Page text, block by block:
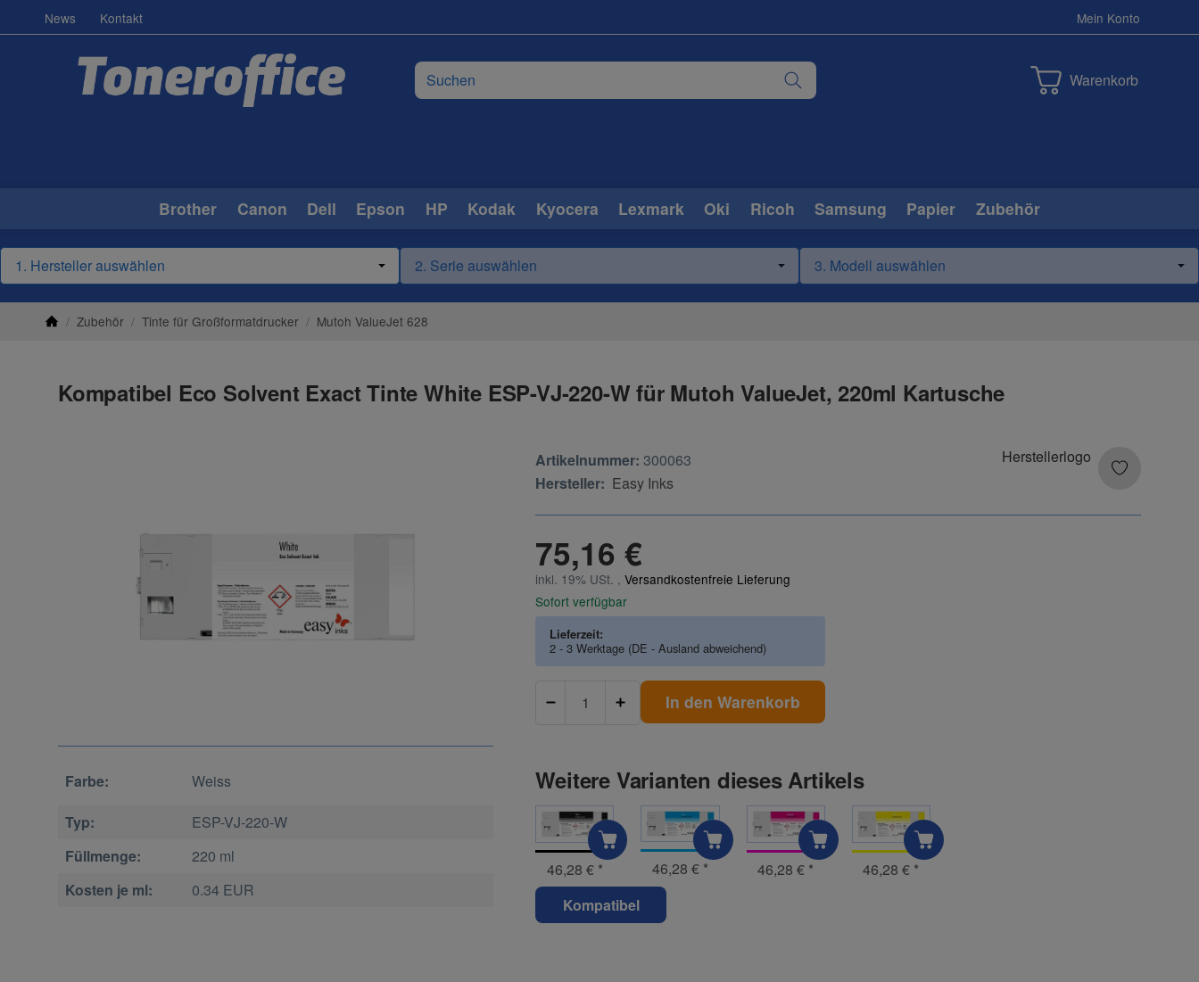
News Kontakt Mein Konto
Warenkorb
Brother Canon Dell Epson HP Kodak Kyocera Lexmark Oki Ricoh Samsung Papier Zubehör
/ Zubehör / Tinte für Großformatdrucker / Mutoh ValueJet 628
Kompatibel Eco Solvent Exact Tinte White ESP-VJ-220-W für Mutoh ValueJet, 220ml Kartusche
Farbe:
Weiss
Typ:
ESP-VJ-220-W
Füllmenge:
220 ml
Kosten je ml:
0.34 EUR
Artikelnummer: 300063
Hersteller: Easy Inks
75,16 €
inkl. 19% USt. ,Versandkostenfreie Lieferung
Sofort verfügbar
Lieferzeit:
2 - 3 Werktage (DE - Ausland abweichend)
In den Warenkorb
Weitere Varianten dieses Artikels
46,28 € * 46,28 € * 46,28 € * 46,28 € *
Kompatibel